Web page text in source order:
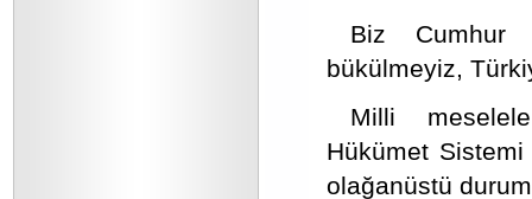
Biz Cumhur
bükülmeyiz,
Milli
Hükümet
olağanüstü